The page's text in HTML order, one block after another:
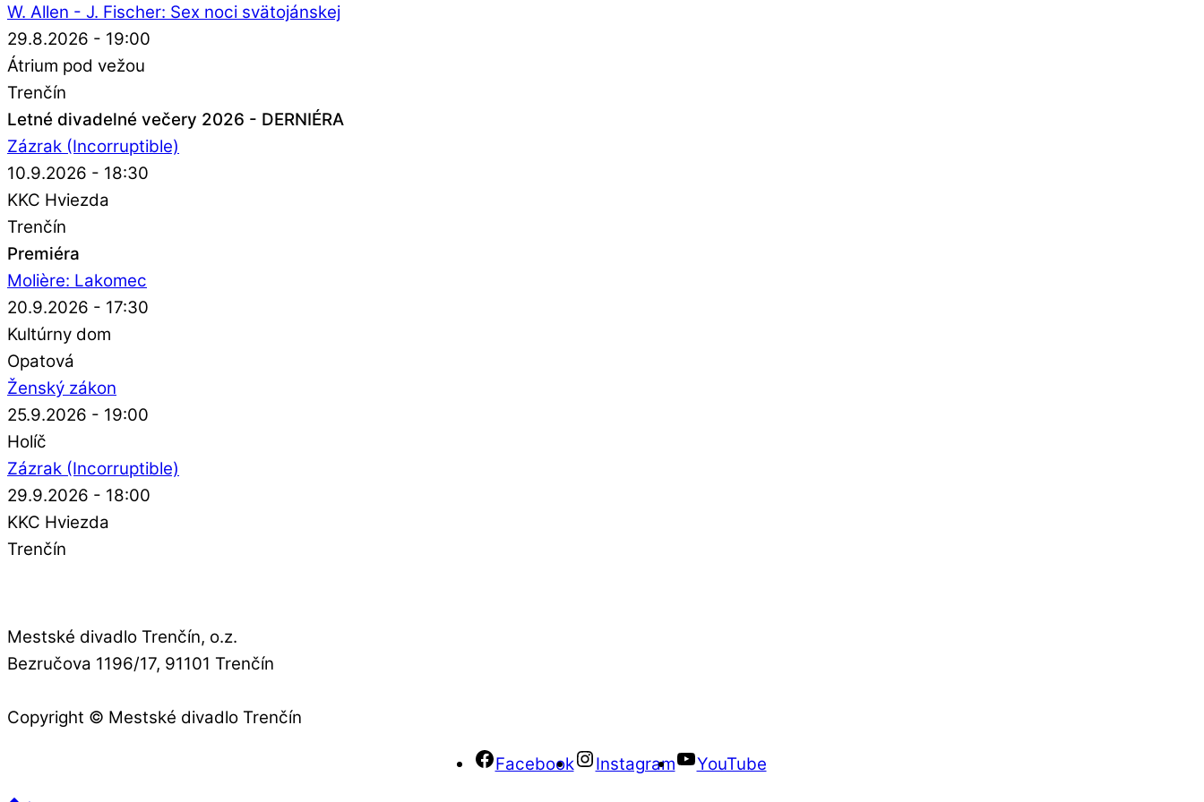
W. Allen - J. Fischer: Sex noci svätojánskej
29.8.2026 - 19:00
Átrium pod vežou
Trenčín
Letné divadelné večery 2026 - DERNIÉRA
Zázrak (Incorruptible)
10.9.2026 - 18:30
KKC Hviezda
Trenčín
Premiéra
Molière: Lakomec
20.9.2026 - 17:30
Kultúrny dom
Opatová
Ženský zákon
25.9.2026 - 19:00
Holíč
Zázrak (Incorruptible)
29.9.2026 - 18:00
KKC Hviezda
Trenčín
Mestské divadlo Trenčín, o.z.
Bezručova 1196/17, 91101 Trenčín
Copyright © Mestské divadlo Trenčín
Facebook Instagram YouTube